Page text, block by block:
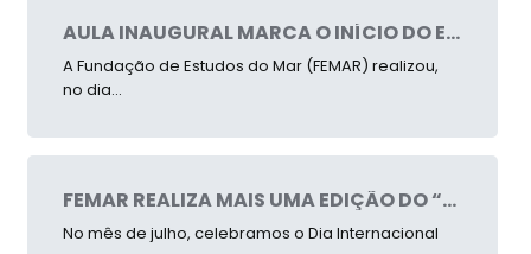
AULA INAUGURAL MARCA O INÍCIO DO ESMAR 2026 – FEMAR
A Fundação de Estudos do Mar (FEMAR) realizou,
no dia...
FEMAR REALIZA MAIS UMA EDIÇÃO DO “MANGUE LEGAL” PELO PANTANAL CARIOCA
No mês de julho, celebramos o Dia Internacional